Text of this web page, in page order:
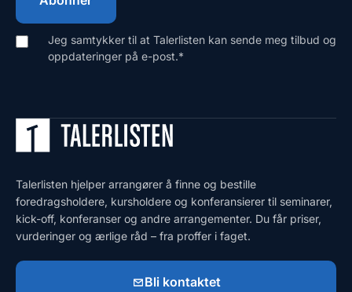
Jeg samtykker til at Talerlisten kan sende meg tilbud og
oppdateringer på e-post.*
Talerlisten hjelper arrangører å finne og bestille
foredragsholdere, kursholdere og konferansierer til seminarer,
kick-off, konferanser og andre arrangementer. Du får priser,
vurderinger og ærlige råd – fra proffer i faget.
Bli kontaktet